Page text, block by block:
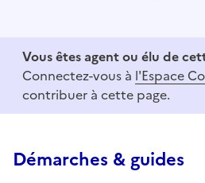
Vous êtes agent ou élu de
Connectez-vous à l'Espace
contribuer à cette page.
Démarches & guides